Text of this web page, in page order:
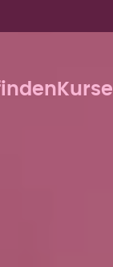
Kurse